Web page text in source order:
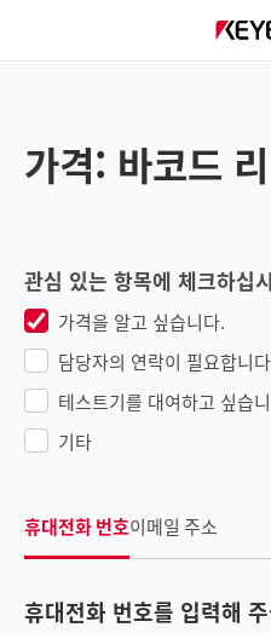
가격: 바코드
관심 있는 항목에 체크하십
가격을 알고 싶습니다.
담당자의 연락이 필요합니
테스트기를 대여하고 싶습
기타
휴대전화 번호이메일 주소
휴대전화 번호를 입력해